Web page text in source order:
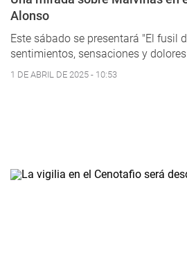
Alonso
Este sábado se presentará "El fusil
sentimientos, sensaciones y
1 DE ABRIL DE 2025 - 10:53